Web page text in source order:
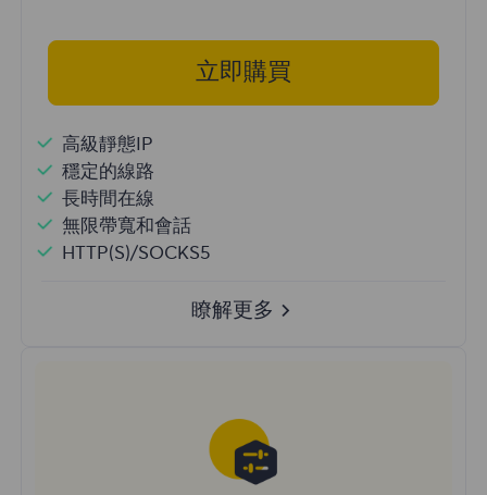
立即購買
高級靜態IP
穩定的線路
長時間在線
無限帶寬和會話
HTTP(S)/SOCKS5
瞭解更多